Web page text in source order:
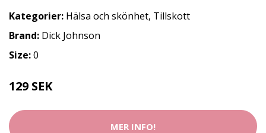
Kategorier: Hälsa och skönhet, Tillskott
Brand: Dick Johnson
Size:0
129 SEK
MER INFO!